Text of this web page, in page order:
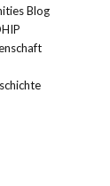
Blog